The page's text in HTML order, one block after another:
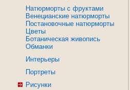
Натюрморты с фруктами
Венецианские натюрморты
Постановочные натюрморты
Цветы
Ботаническая живопись
Обманки
Интерьеры
Портреты
Рисунки